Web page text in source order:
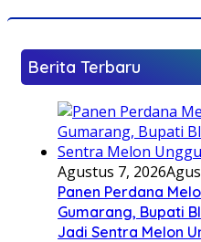
Berita Terbaru
Agustus 7, 2026
Panen Perdana
Gumarang, Bupati
Jadi Sentra Melon